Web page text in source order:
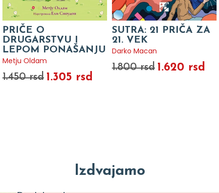
PRIČE O
DRUGARSTVU I
LEPOM PONAŠANJU
Metju Oldam
1.450 rsd 1.305 rsd
SUTRA: 21 PRIČA ZA
21. VEK
Darko Macan
1.800 rsd 1.620 rsd
Izdvajamo